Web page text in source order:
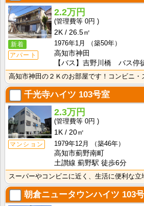
新着
アパート
2.2万円
0円
2K
26.5㎡
1976年1月
（築50年）
高知市神田
【バス】吉野川橋 バス停
千光寺ハイツ 103号室
マンション
2.3万円
0円
1K
20㎡
1979年12月
（築46年）
高知市薊野南町
土讃線 薊野駅 徒歩6分
朝倉ニュータウンハイツ 103